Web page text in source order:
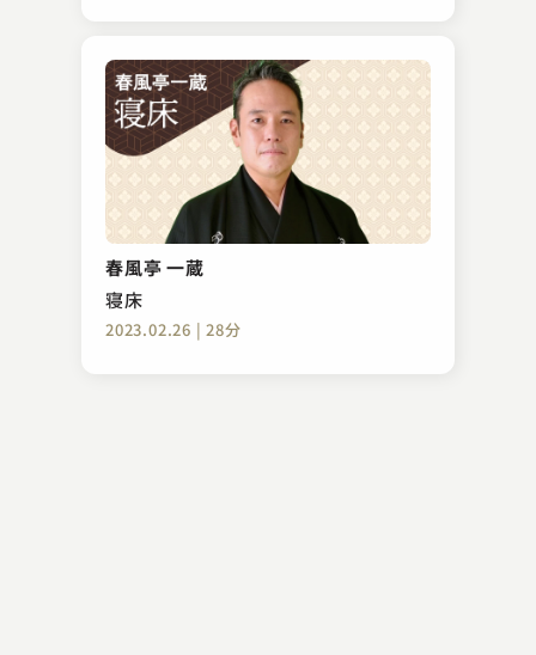
春風亭 一蔵
寝床
2023.02.26 | 28分
桂 文雀
ぞろぞろ
2023.02.21 | 17分